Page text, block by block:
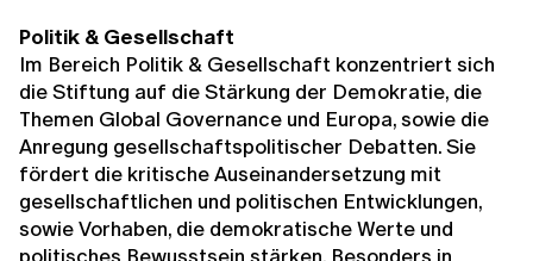
Politik & Gesellschaft
Im Bereich Politik & Gesellschaft konzentriert sich
die Stiftung auf die Stärkung der Demokratie, die
Themen Global Governance und Europa, sowie die
Anregung gesellschaftspolitischer Debatten. Sie
fördert die kritische Auseinandersetzung mit
gesellschaftlichen und politischen Entwicklungen,
sowie Vorhaben, die demokratische Werte und